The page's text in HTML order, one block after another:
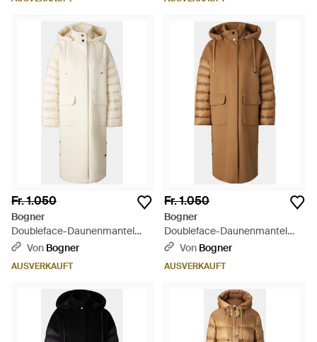
Fr. 1.050
Bogner
Doubleface-Daunenmantel
Trisha Für Damen - Natur
Von Bogner
AUSVERKAUFT
Fr. 1.050
Bogner
Doubleface-Daunenmantel
Trisha Für Damen - Braun
Von Bogner
AUSVERKAUFT